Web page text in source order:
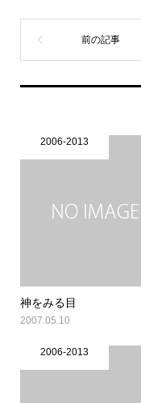
2006-2013
神をみる目
2007.05.10
2006-2013